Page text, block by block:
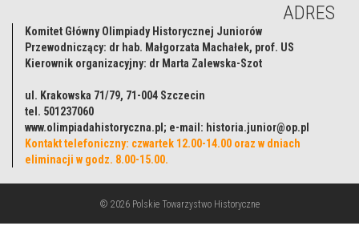
ADRES
Komitet Główny Olimpiady Historycznej Juniorów
Przewodniczący: dr hab. Małgorzata Machałek, prof. US
Kierownik organizacyjny: dr Marta Zalewska-Szot
ul. Krakowska 71/79, 71-004 Szczecin
tel. 501237060
www.olimpiadahistoryczna.pl; e-mail: historia.junior@op.pl
Kontakt telefoniczny: czwartek 12.00-14.00 oraz w dniach
eliminacji w godz. 8.00-15.00.
© 2026 Polskie Towarzystwo Historyczne